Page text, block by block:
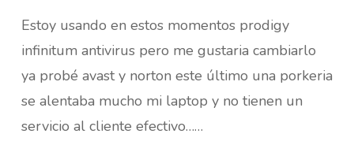
Estoy usando en estos momentos prodigy
infinitum antivirus pero me gustaria cambiarlo
ya probé avast y norton este último una porkeria
se alentaba mucho mi laptop y no tienen un
servicio al cliente efectivo……